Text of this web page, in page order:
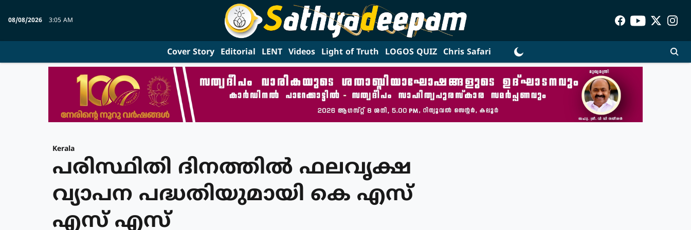
08/08/2026 3:05 AM
Cover Story Editorial LENT Videos Light of Truth LOGOS QUIZ Chris Safari
Kerala
പരിസ്ഥിതി ദിനത്തില്‍ ഫലവൃക്ഷ
വ്യാപന പദ്ധതിയുമായി കെ എസ്
എസ് എസ്